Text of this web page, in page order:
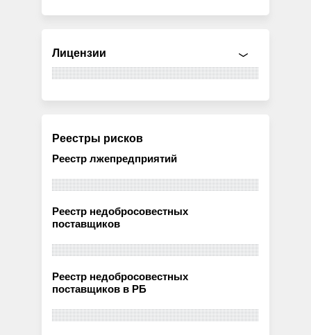
Лицензии
Реестры рисков
Реестр лжепредприятий
Реестр недобросовестных
поставщиков
Реестр недобросовестных
поставщиков в РБ